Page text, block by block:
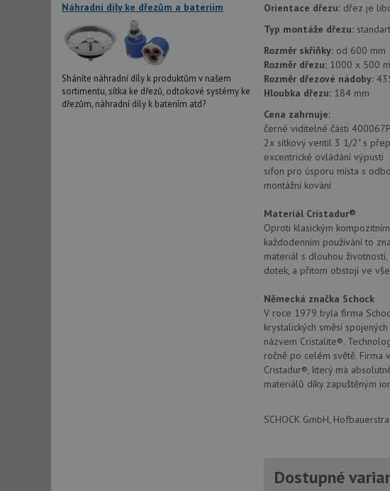
Náhradní díly ke dřezům a bateriím
Sháníte náhradní díly k produktům v našem
sortimentu, sítka ke dřezů, odtokové systémy ke
dřezům, náhradní díly k bateriím atd?
Orientace dřezu: dřez je
Typ montáže dřezu:
Rozměr skříňky: od 600 mm
Rozměr dřezu: 1000 x 500
Rozměr dřezové nádoby:
Hloubka dřezu: 184 mm
Cena zahrnuje:
černé viditelné části
2x sítkový ventil 3 1/2" s
excentrické ovládání výpusti
sifon pro úsporu místa s
montážní kování
Materiál Cristadur®
Oproti klasickým
každodenním používání to
materiál s dlouhou
dotek, a přitom obstojí ve
Německá značka Schock
V roce 1979 byla firma
krystalických směsí
názvem Cristalite®.
ročně po celém světě. Firma
Cristadur®, který má
materiálů díky zapuštěným
SCHOCK GmbH,
Dostupné